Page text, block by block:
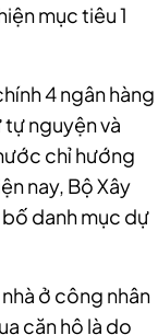
mục tiêu 1
4 ngân hàng
nguyện và
chỉ hướng
nay, Bộ Xây
danh mục dự
ở công nhân
căn hộ là do